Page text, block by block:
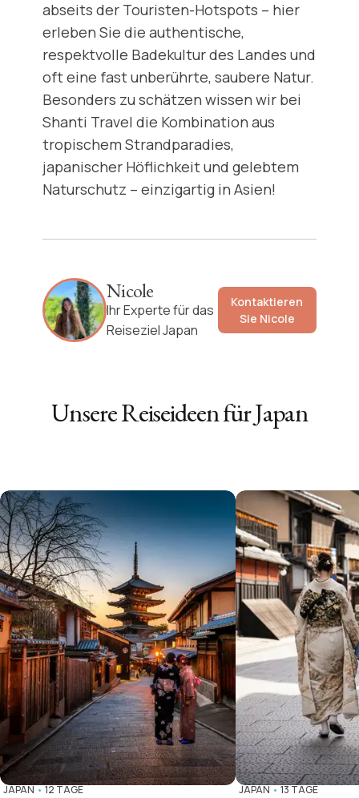
abseits der Touristen-Hotspots – hier
erleben Sie die authentische,
respektvolle Badekultur des Landes und
oft eine fast unberührte, saubere Natur.
Besonders zu schätzen wissen wir bei
Shanti Travel die Kombination aus
tropischem Strandparadies,
japanischer Höflichkeit und gelebtem
Naturschutz – einzigartig in Asien!
Nicole
Ihr Experte für das
Reiseziel Japan
Kontaktieren
Sie Nicole
Unsere Reiseideen fürJapan
JAPAN•12 TAGE JAPAN•13 TAGE